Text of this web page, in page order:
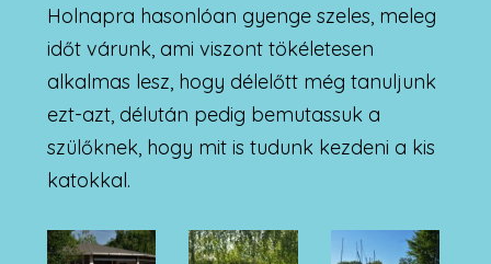
Holnapra hasonlóan gyenge szeles, meleg
időt várunk, ami viszont tökéletesen
alkalmas lesz, hogy délelőtt még tanuljunk
ezt-azt, délután pedig bemutassuk a
szülőknek, hogy mit is tudunk kezdeni a kis
katokkal.